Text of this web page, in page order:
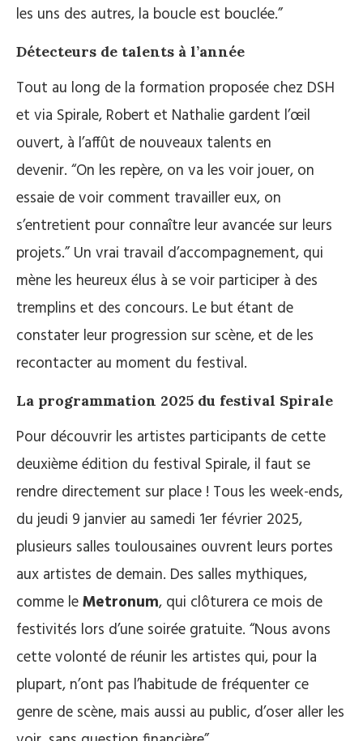
les uns des autres, la boucle est bouclée.”
Détecteurs de talents à l’année
Tout au long de la formation proposée chez DSH
et via Spirale, Robert et Nathalie gardent l’œil
ouvert, à l’affût de nouveaux talents en
devenir. “On les repère, on va les voir jouer, on
essaie de voir comment travailler eux, on
s’entretient pour connaître leur avancée sur leurs
projets.” Un vrai travail d’accompagnement, qui
mène les heureux élus à se voir participer à des
tremplins et des concours. Le but étant de
constater leur progression sur scène, et de les
recontacter au moment du festival.
La programmation 2025 du festival Spirale
Pour découvrir les artistes participants de cette
deuxième édition du festival Spirale, il faut se
rendre directement sur place ! Tous les week-ends,
du jeudi 9 janvier au samedi 1er février 2025,
plusieurs salles toulousaines ouvrent leurs portes
aux artistes de demain. Des salles mythiques,
comme leMetronum, qui clôturera ce mois de
festivités lors d’une soirée gratuite. “Nous avons
cette volonté de réunir les artistes qui, pour la
plupart, n’ont pas l’habitude de fréquenter ce
genre de scène, mais aussi au public, d’oser aller les